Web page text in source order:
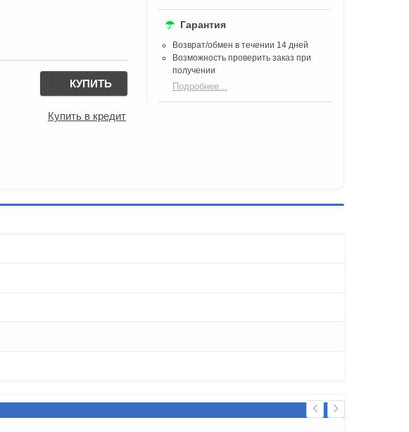
КУПИТЬ
Купить в кредит
Гарантия
Возврат/обмен в течении 14 дней
Возможность проверить заказ при
получении​
Подробнее...